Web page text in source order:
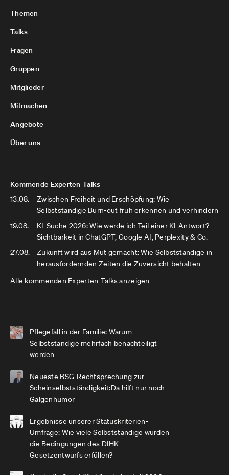
Themen
Talks
Fragen
Gruppen
Mitglieder
Mitmachen
Angebote
Über uns
Kommende Experten-Talks
13.08.
Zwischen Freiheit und Erschöpfung: Wie
Selbstständige Burn-out früh erkennen und verhindern
19.08.
KI-Suche 2026: Wie werde ich Teil einer KI-Antwort? –
Sichtbarkeit in ChatGPT, Google AI, Perplexity & Co.
27.08.
Zukunft wird aus Mut gemacht: Wie Selbstständige in
herausfordernden Zeiten die Zuversicht behalten
Alle kommenden Experten-Talks anzeigen
Pflegefall in der Familie: Warum
Selbstständige mehrfach benachteiligt
werden
Neueste BSG-Rechtsprechung zur
Scheinselbstständigkeit:Da hilft nur noch
Galgenhumor
Ergebnisse unserer Statuskriterien-
Umfrage: Wie viele Selbstständige würden
die Bedingungen des DIHK-
Gesetzentwurfs erfüllen?